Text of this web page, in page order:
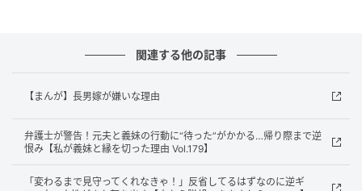
関連する他の記事
【まんが】長男嫁が嫌いな理由
弁護士が警告！元夫と義妹の行動に“待った”がかかる…帰り際まで逆
恨み【私が義妹と縁を切った理由 Vol.179】
「変わるまで見守ってくれなきゃ！」反省してるはずなのに逆ギ